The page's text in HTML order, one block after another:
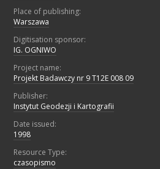
Place of publishing:
Warszawa
Digitisation sponsor:
IG. OGNIWO
Project name:
Projekt Badawczy nr 9 T12E 008 09
Publisher:
Instytut Geodezji i Kartografii
Date issued:
1998
Resource Type:
czasopismo